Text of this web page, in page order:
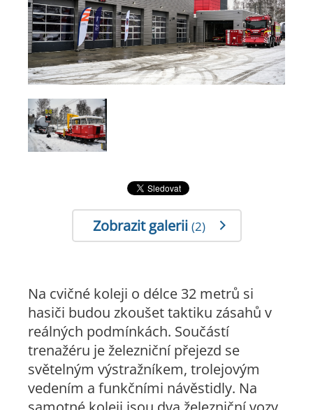
Zobrazit galerii (2)
Na cvičné koleji o délce 32 metrů si
hasiči budou zkoušet taktiku zásahů v
reálných podmínkách. Součástí
trenažéru je železniční přejezd se
světelným výstražníkem, trolejovým
vedením a funkčními návěstidly. Na